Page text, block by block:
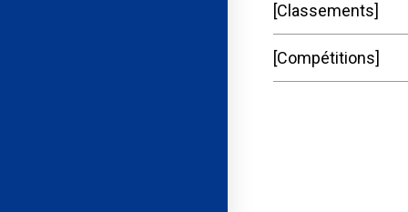
Classements
Compétitions